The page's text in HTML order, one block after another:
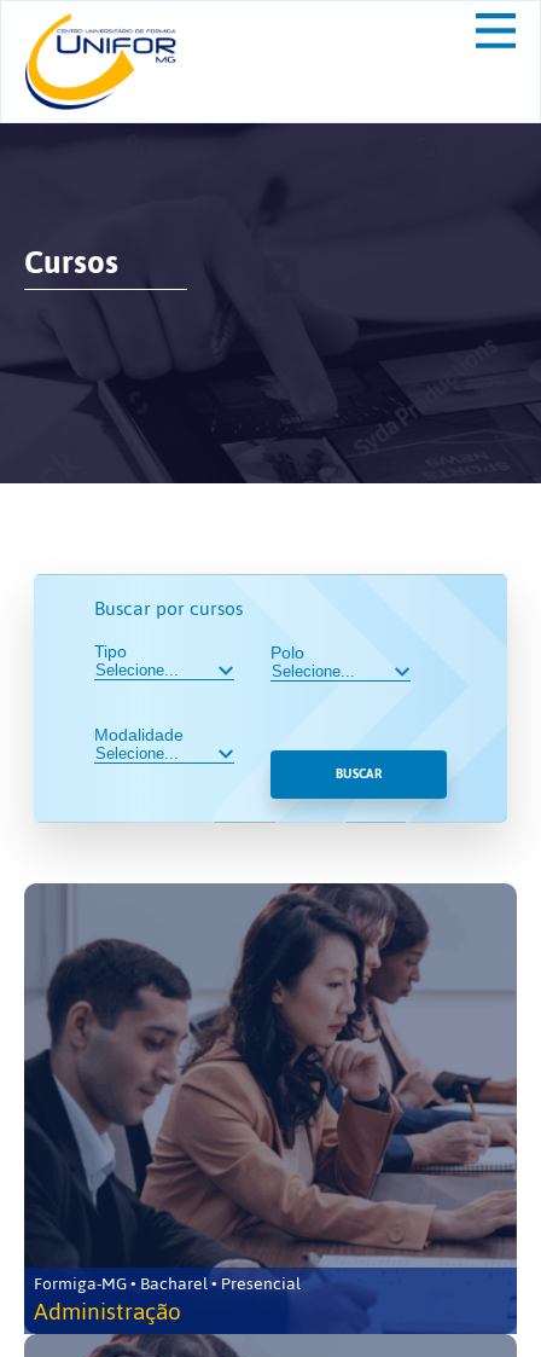
Cursos
Buscar por cursos
Tipo
Modalidade
Polo
BUSCAR
Formiga-MG • Bacharel • Presencial
Administração